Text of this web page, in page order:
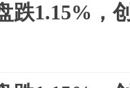
跌1.15%，